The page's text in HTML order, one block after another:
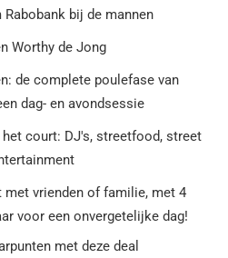
bij de mannen
Worthy de Jong
de complete poulefase van
dag- en avondsessie
court: DJ's, streetfood, street
met vrienden of familie, met 4
voor een onvergetelijke dag!
met deze deal